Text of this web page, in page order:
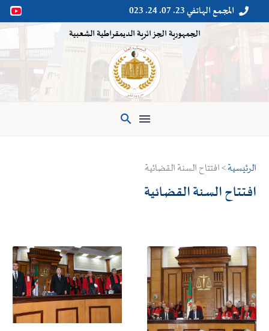

 المجمع الهاتفي 23. 07. 24. 023
الجمهورية الجزائرية الديمقراطية الشعبية

الرئيسية> افتتاح السنة القضائية
افتتاح السنة القضائية
افتتاح
السنة
القضائية
2025-
2026
افتتاح
السنة
القضائية
2024-
2025